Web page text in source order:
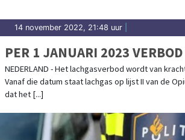
14 november 2022, 21:48 uur
PER 1 JANUARI 2023
NEDERLAND - Het lachgasverbod wordt van
Vanaf die datum staat lachgas op lijst II van de
dat het [...]